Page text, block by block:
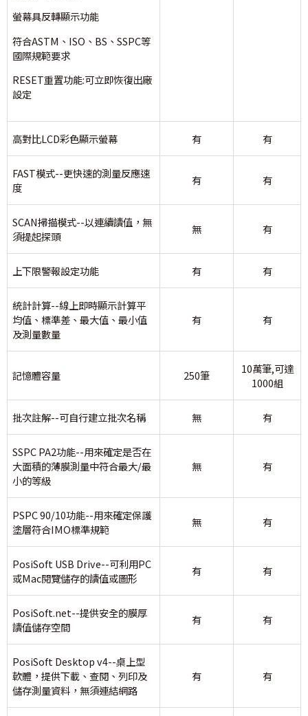
螢幕具反轉顯示功能
符合ASTM、ISO、BS、SSPC等
國際規範要求
RESET重置功能:可立即恢復出廠
設定
高對比LCD彩色顯示螢幕 有 有
FAST模式--更快速的測量反應速
度
有 有
SCAN掃描模式--以連續讀值，無
須提起探頭
無 有
上下限警報設定功能 有 有
統計計算--線上即時顯示計算平
均值、標準差、最大值、最小值
及測量數量
有 有
記憶體容量 250筆
10萬筆,可達
1000組
批次註解--可自行建立批次名稱 無 有
SSPC PA2功能--用來確定是否在
大面積的薄膜測量中符合最大/最
小的等級
無 有
PSPC 90/10功能--用來確定保護
塗層符合IMO標準規範
無 有
PosiSoft USB Drive--可利用PC
或Mac閱覽儲存的讀值或圖形
有 有
PosiSoft.net--提供安全的膜厚
讀值儲存空間
有 有
PosiSoft Desktop v4--桌上型
軟體，提供下載、查閱、列印及
儲存測量資料，無須連結網路
有 有